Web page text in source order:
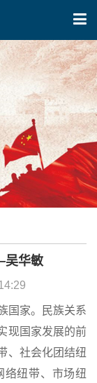
X
吴华敏
国家。民族关系
现国家发展的前
、社会化团结纽
络纽带、市场纽